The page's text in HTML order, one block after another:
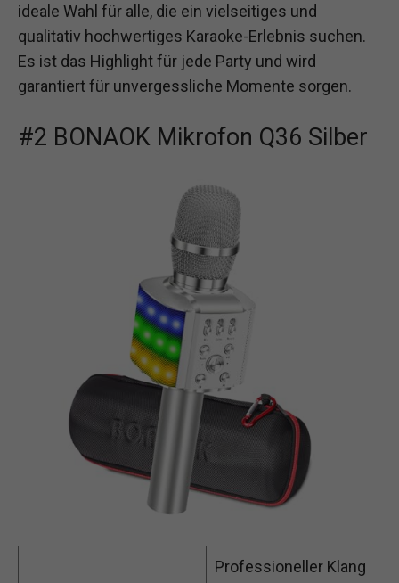
ideale Wahl für alle, die ein vielseitiges und
qualitativ hochwertiges Karaoke-Erlebnis suchen.
Es ist das Highlight für jede Party und wird
garantiert für unvergessliche Momente sorgen.
#2 BONAOK Mikrofon Q36 Silber
Professioneller Klang